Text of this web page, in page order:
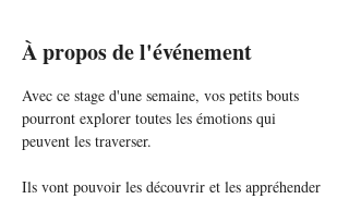
À propos de l'événement
Avec ce stage d'une semaine, vos petits bouts
pourront explorer toutes les émotions qui
peuvent les traverser.
Ils vont pouvoir les découvrir et les appréhender